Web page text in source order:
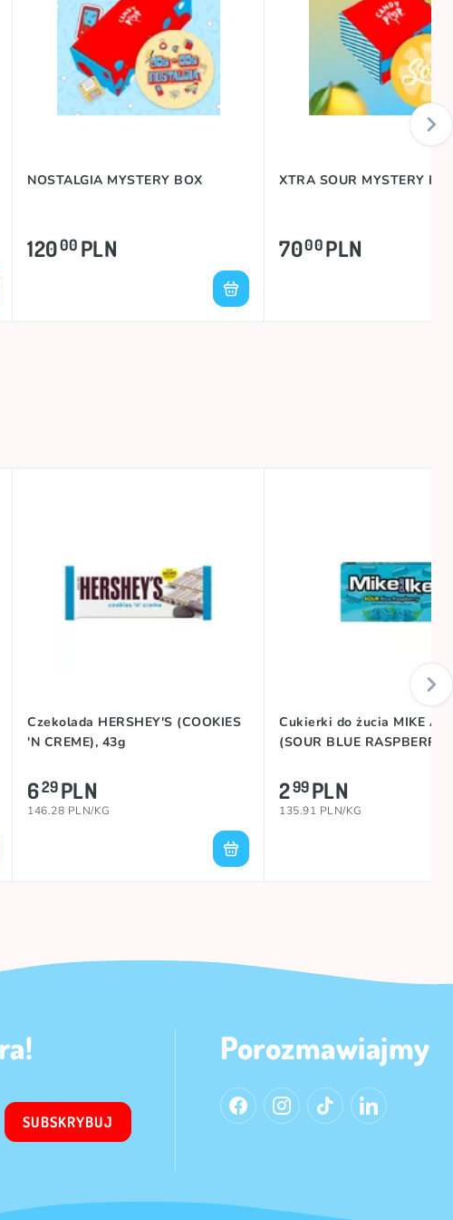
NOSTALGIA MYSTERY BOX
12000 PLN
XTRA SOUR MYSTERY
7000PLN
Czekolada HERSHEY'S (COOKIES
'N CREME), 43g
629PLN
146.28 PLN/KG
Cukierki do żucia MIKE
(SOUR BLUE
299PLN
135.91 PLN/KG
SUBSKRYBUJ
Porozmawiajmy